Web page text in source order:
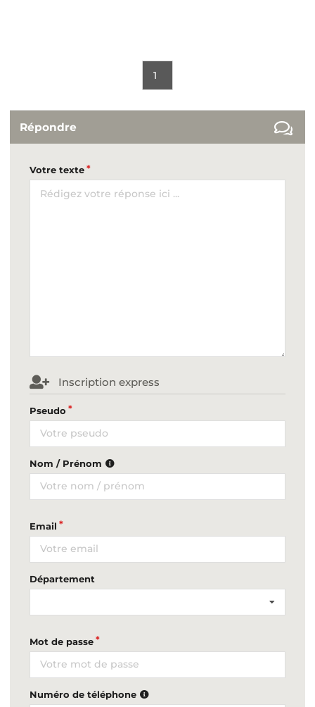
1
Répondre
Votre texte
Inscription express
Pseudo
Nom / Prénom
Email
Département
Mot de passe
Numéro de téléphone